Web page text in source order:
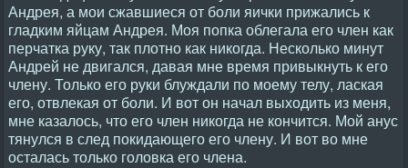
Андрея, а мои сжавшиеся от боли яички прижались к
гладким яйцам Андрея. Моя попка облегала его член как
перчатка руку, так плотно как никогда. Несколько минут
Андрей не двигался, давая мне время привыкнуть к его
члену. Только его руки блуждали по моему телу, лаская
его, отвлекая от боли. И вот он начал выходить из меня,
мне казалось, что его член никогда не кончится. Мой анус
тянулся в след покидающего его члену. И вот во мне
осталась только головка его члена.